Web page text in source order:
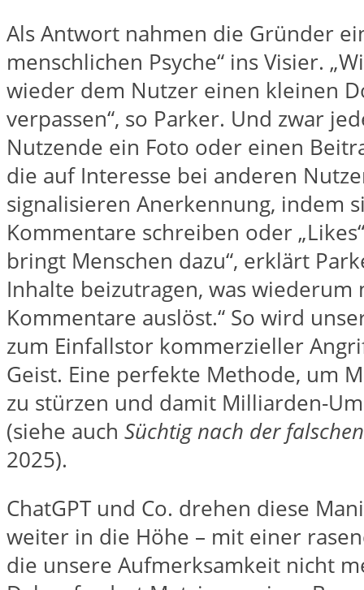
Als Antwort nahmen die Gründer
menschlichen Psyche“ ins Visier.
wieder dem Nutzer einen kleinen
verpassen“, so Parker. Und zwar
Nutzende ein Foto oder einen
die auf Interesse bei anderen
signalisieren Anerkennung, indem
Kommentare schreiben oder
bringt Menschen dazu“, erklärt
Inhalte beizutragen, was wiederum
Kommentare auslöst.“ So wird
zum Einfallstor kommerzieller
Geist. Eine perfekte Methode, um
zu stürzen und damit Milliarden-
(siehe auch Süchtig nach der
2025).
ChatGPT und Co. drehen diese
weiter in die Höhe – mit einer
die unsere Aufmerksamkeit nicht